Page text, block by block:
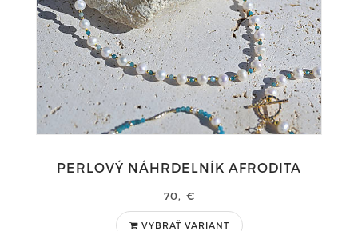
PERLOVÝ NÁHRDELNÍK AFRODITA
70,-€
VYBRAŤ VARIANT